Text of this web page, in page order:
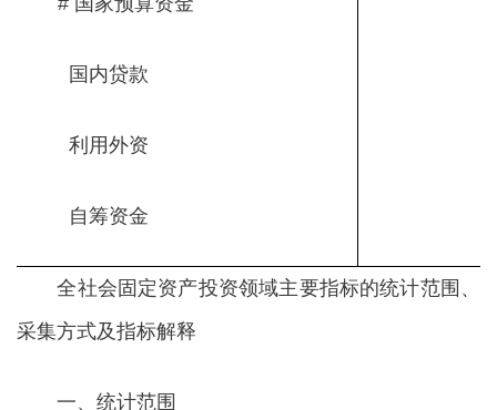
国内贷款
利用外资
自筹资金
全社会固定资产投资领域主要指标的统计范围、
采集方式及指标解释
一、统计范围